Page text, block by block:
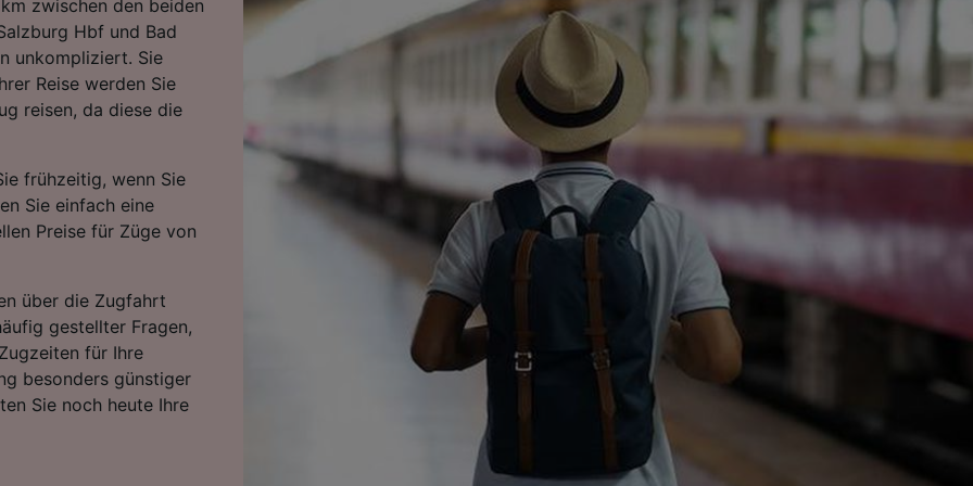
zwischen den beiden
Hbf und Bad
unkompliziert. Sie
Reise werden Sie
reisen, da diese die
frühzeitig, wenn Sie
Sie einfach eine
Preise für Züge von
über die Zugfahrt
gestellter Fragen,
für Ihre
besonders günstiger
Sie noch heute Ihre